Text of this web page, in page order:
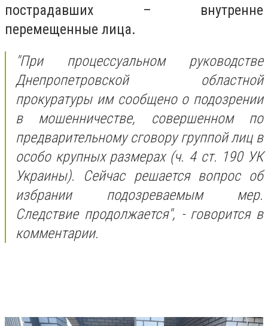
пострадавших – внутренне
перемещенные лица.
"При процессуальном руководстве
Днепропетровской областной
прокуратуры им сообщено о подозрении
в мошенничестве, совершенном по
предварительному сговору группой лиц в
особо крупных размерах (ч. 4 ст. 190 УК
Украины). Сейчас решается вопрос об
избрании подозреваемым мер.
Следствие продолжается", - говорится в
комментарии.